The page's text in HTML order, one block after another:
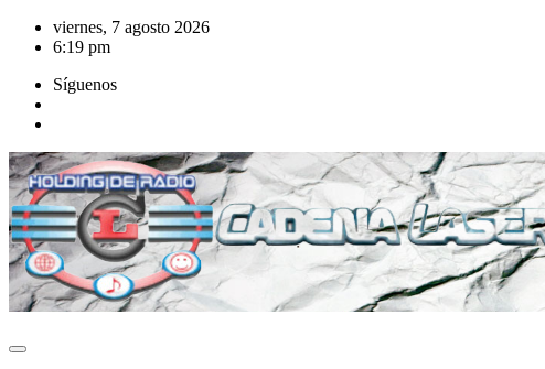
Saltar
viernes, 7 agosto 2026
6:19 pm
Síguenos